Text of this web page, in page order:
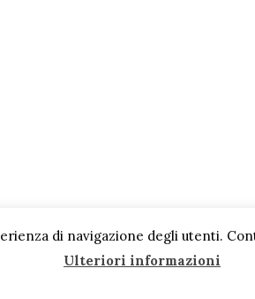
di navigazione degli utenti.
Ulteriori informazioni